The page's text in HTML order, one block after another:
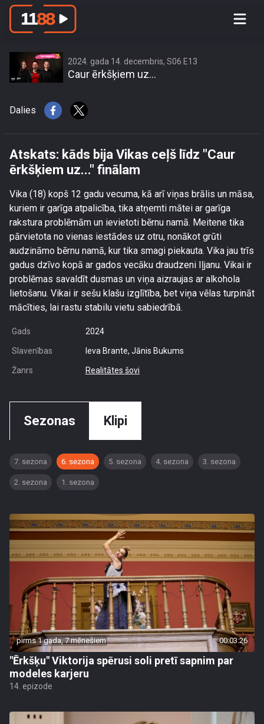
Atskats: kāds bija Vikas ceļš līdz
2024. gada 14. decembris, S06 E13
Caur ērkšķiem uz...
Dalies
Atskats: kāds bija Vikas ceļš līdz "Caur
ērkšķiem uz..." finālam
Vika (18) kopš 12 gadu vecuma, kā arī viņas brālis un māsa,
kuriem ir garīga atpalicība, tika atņemti mātei ar garīga
rakstura problēmām un ievietoti bērnu namā. Meitene tika
pārvietota no vienas iestādes uz otru, nonākot grūti
audzināmo bērnu namā, kur tika smagi piekauta. Vika jau trīs
gadus dzīvo kopā ar gados vecāku draudzeni Iļjanu. Vikai ir
problēmas savaldīt dusmas un viņa aizraujas ar alkohola
lietošanu. Vikai ir sešu klašu izglītība, bet viņa vēlas turpināt
mācīties, lai rastu stabilu vietu sabiedrībā.
Gads 2024
Slavenības Ieva Brante, Jānis Bukums
Žanrs Realitātes šovi
Sezonas Klipi
7. sezona 6. sezona 5. sezona 4. sezona 3. sezona
2. sezona 1. sezona
pirms 1 gada, 7 mēnešiem 00:03:26
"Ērkšķu" Viktorija spērusi soli pretī sapnim par
modeles karjeru
14. epizode